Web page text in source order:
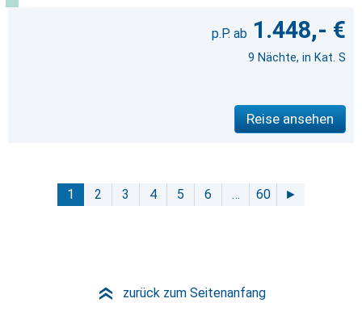
1.448,- €
9 Nächte, in Kat. S
Reise ansehen
1 2 3 4 5 6 … 60 ►
» zurück zum Seitenanfang